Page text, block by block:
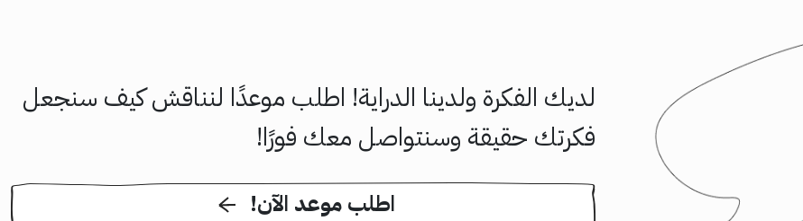
لديك الفكرة ولدينا الدراية! اطلب موعدًا لنناقش كيف سنجعل
فكرتك حقيقة وسنتواصل معك فورًا!
!اطلب موعد الآن